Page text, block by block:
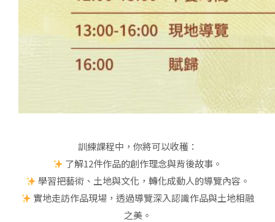
訓練課程中，你將可以收穫：
了解12件作品的創作理念與背後故事。
學習把藝術、土地與文化，轉化成動人的導覽內容。
實地走訪作品現場，透過導覽深入認識作品與土地相融
之美。